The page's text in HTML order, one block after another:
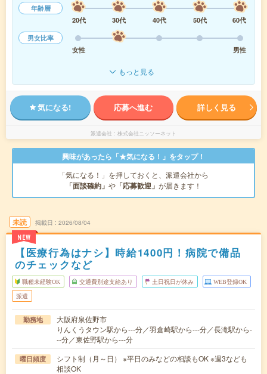
年齢層
20代
30代 40代 50代
60代
男女比率
女性
男性
もっと見る
気になる! 応募へ進む 詳しく見る
派遣会社 株式会社ニッソーネット
興味があったら「★気になる！」をタップ！
「気になる！」を押しておくと、派遣会社から
「面談確約」 や 「応募歓迎」 が届きます！
未読
NEW
掲載日 2026/08/04
【医療行為はナシ】時給1400円！病院で備品
のチェックなど
職種未経験OK 交通費別途支給あり 土日祝日が休み WEB登録OK
派遣
勤務地
大阪府泉佐野市
りんくうタウン駅から---分／羽倉崎駅から---分／長滝駅から-
--分／東佐野駅から---分
曜日頻度
シフト制（月～日） ※平日のみなどの相談もOK ※週3なども
相談OK